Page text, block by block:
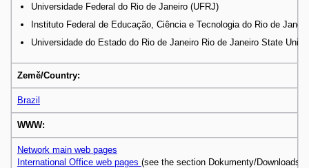
Universidade Federal do Rio de Janeiro (UFRJ)
Instituto Federal de Educação, Ciência e Tecnologia do Rio de
Universidade do Estado do Rio de Janeiro Rio de Janeiro State
Země/Country:
Brazil
WWW:
Network main web pages
International Office web pages (see the section Dokumenty/Downloads)